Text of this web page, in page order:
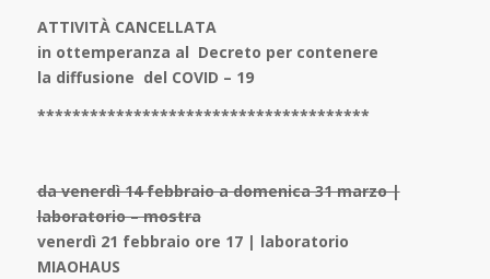
ATTIVITÀ CANCELLATA
in ottemperanza al Decreto per contenere
la diffusione del COVID – 19
**************************************
da venerdì 14 febbraio a domenica 31 marzo |
laboratorio – mostra
venerdì 21 febbraio ore 17 | laboratorio
MIAOHAUS